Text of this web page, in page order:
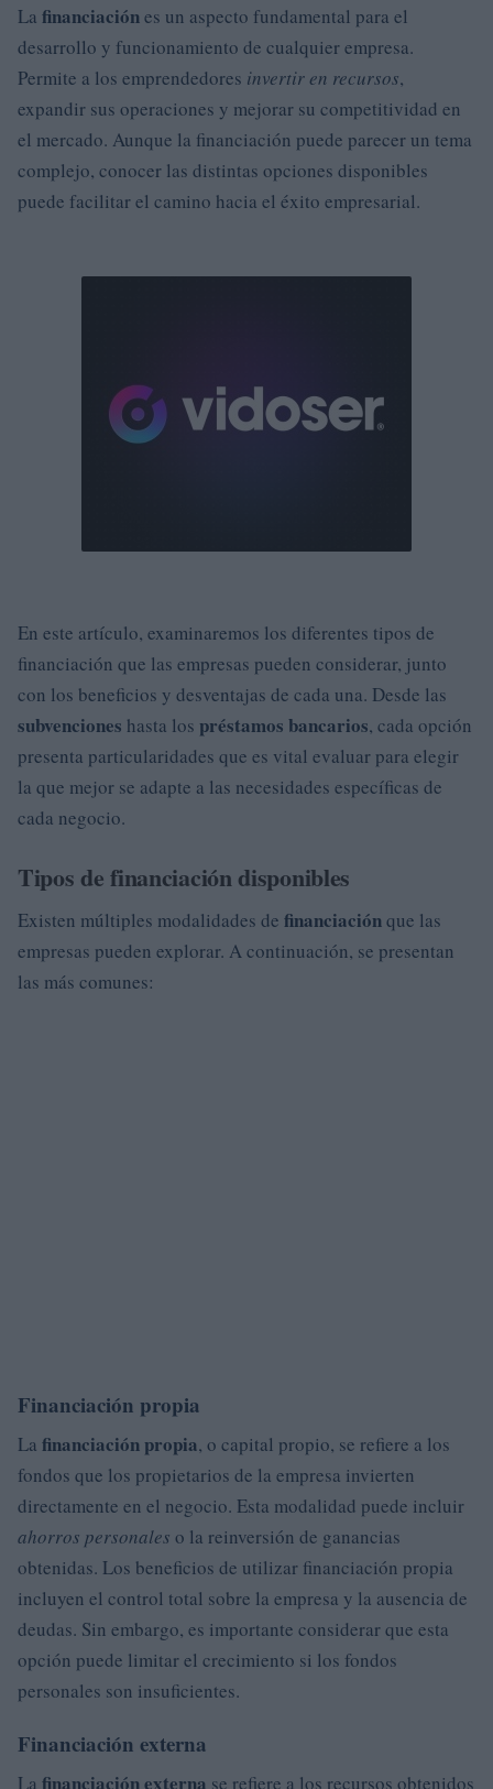
La financiaciónes un aspecto fundamental para el
desarrollo y funcionamiento de cualquier empresa.
Permite a los emprendedores invertir en recursos,
expandir sus operaciones y mejorar su competitividad en
el mercado. Aunque la financiación puede parecer un tema
complejo, conocer las distintas opciones disponibles
puede facilitar el camino hacia el éxito empresarial.
En este artículo, examinaremos los diferentes tipos de
financiación que las empresas pueden considerar, junto
con los beneficios y desventajas de cada una. Desde las
subvenciones hasta los préstamos bancarios, cada opción
presenta particularidades que es vital evaluar para elegir
la que mejor se adapte a las necesidades específicas de
cada negocio.
Tipos de financiación disponibles
Existen múltiples modalidades de financiaciónque las
empresas pueden explorar. A continuación, se presentan
las más comunes:
Financiación propia
La financiación propia, o capital propio, se refiere a los
fondos que los propietarios de la empresa invierten
directamente en el negocio. Esta modalidad puede incluir
ahorros personales o la reinversión de ganancias
obtenidas. Los beneficios de utilizar financiación propia
incluyen el control total sobre la empresa y la ausencia de
deudas. Sin embargo, es importante considerar que esta
opción puede limitar el crecimiento si los fondos
personales son insuficientes.
Financiación externa
La financiación externa se refiere a los recursos obtenidos